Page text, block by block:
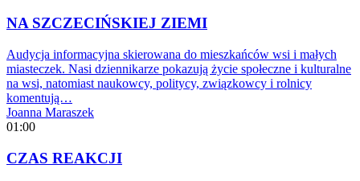
NA SZCZECIŃSKIEJ ZIEMI
Audycja informacyjna skierowana do mieszkańców wsi i małych
miasteczek. Nasi dziennikarze pokazują życie społeczne i kulturalne
na wsi, natomiast naukowcy, politycy, związkowcy i rolnicy
komentują…
Joanna Maraszek
01:00
CZAS REAKCJI